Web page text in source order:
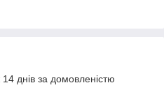
днів за домовленістю